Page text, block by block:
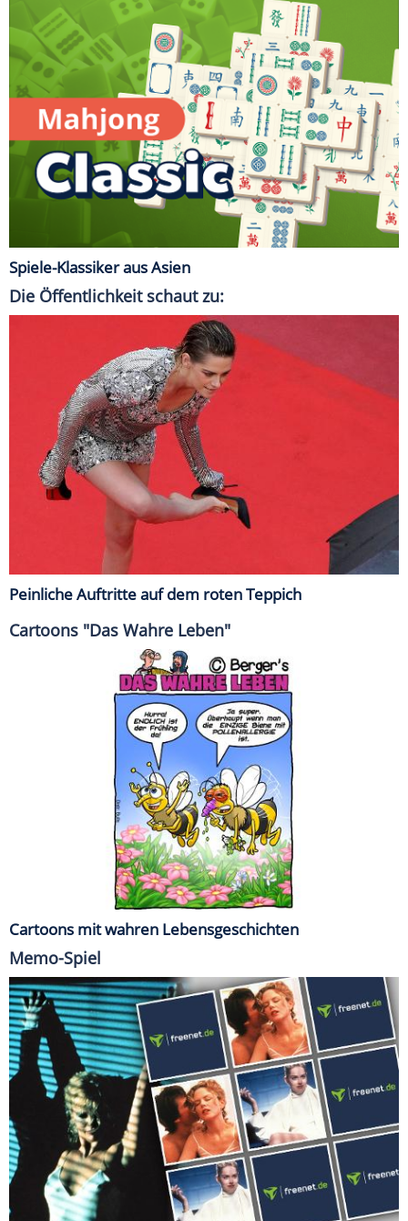
Spiele-Klassiker aus Asien
Die Öffentlichkeit schaut zu:
Peinliche Auftritte auf dem roten Teppich
Cartoons "Das Wahre Leben"
Cartoons mit wahren Lebensgeschichten
Memo-Spiel